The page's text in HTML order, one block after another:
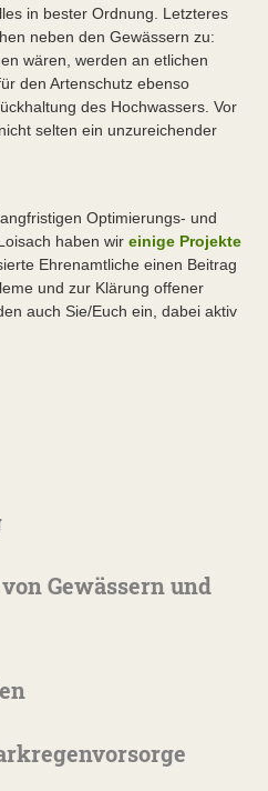
in bester Ordnung. Letzteres
neben den Gewässern zu:
wären, werden an etlichen
den Artenschutz ebenso
des Hochwassers. Vor
selten ein unzureichender
Optimierungs- und
haben wir einige Projekte
Ehrenamtliche einen Beitrag
und zur Klärung offener
auch Sie/Euch ein, dabei aktiv
Gewässern und